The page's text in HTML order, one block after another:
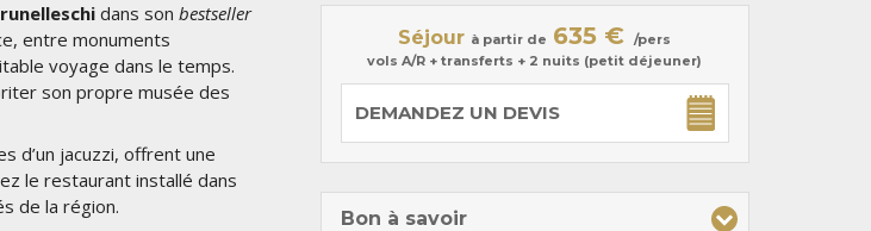
dans son bestseller
entre monuments
voyage dans le temps.
son propre musée des
d’un jacuzzi, offrent une
le restaurant installé dans
de la région.
Séjour à partir de 635 € /pers
vols A/R + transferts + 2 nuits (petit déjeuner)
DEMANDEZ UN DEVIS
Bon à savoir